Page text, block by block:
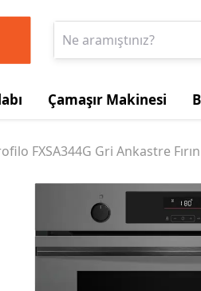
Çamaşır Makinesi
FXSA344G Gri Ankastre Fırın